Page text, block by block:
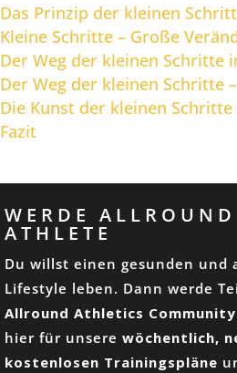
Das Prinzip der kleinen
Kleine Schritte – Große
Der Weg der kleinen Schritte
Der Weg der kleinen Schritte
Die Kunst der kleinen
Fazit
WERDE ALLROUND
ATHLETE
Du willst einen gesunden und
Lifestyle leben. Dann werde
Allround Athletics Community
hier für unserewöchentlich,
kostenlosen Trainingspläne